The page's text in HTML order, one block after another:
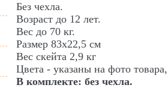
Без чехла.
Возраст до 12 лет.
Вес до 70 кг.
Размер 83х22,5 см
Вес скейта 2,9 кг
Цвета - указаны на фото
В комплекте: без чехла.